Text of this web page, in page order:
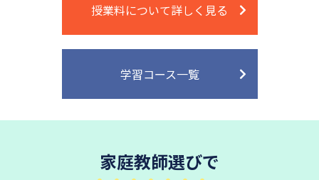
授業料について詳しく見る
学習コース一覧
家庭教師選びで